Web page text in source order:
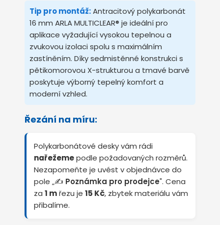
Tip pro montáž:Antracitový polykarbonát
16 mm ARLA MULTICLEAR® je ideální pro
aplikace vyžadující vysokou tepelnou a
zvukovou izolaci spolu s maximálním
zastíněním. Díky sedmistěnné konstrukci s
pětikomorovou X-strukturou a tmavé barvě
poskytuje výborný tepelný komfort a
moderní vzhled.
Řezání na míru:
Polykarbonátové desky vám rádi
nařežemepodle požadovaných rozměrů.
Nezapomeňte je uvést v objednávce do
pole „✍️ Poznámka pro prodejce". Cena
za 1 mřezu je 15 Kč, zbytek materiálu vám
přibalíme.